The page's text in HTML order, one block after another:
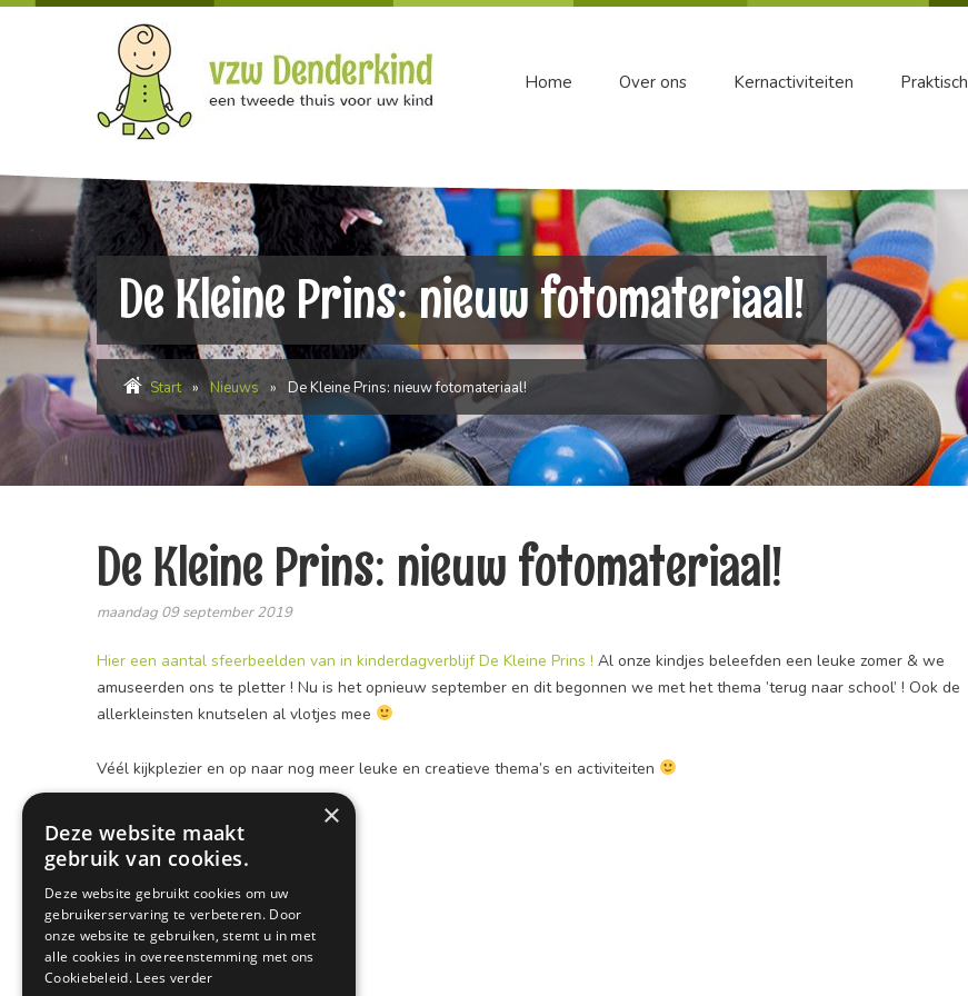
Home Over ons Kernactiviteiten Praktisch
De Kleine Prins: nieuw fotomateriaal!
Start » Nieuws » De Kleine Prins: nieuw fotomateriaal!
De Kleine Prins: nieuw fotomateriaal!
maandag 09 september 2019
Hier een aantal sfeerbeelden van in kinderdagverblijf De Kleine Prins ! Al onze kindjes beleefden een leuke zomer & we
amuseerden ons te pletter ! Nu is het opnieuw september en dit begonnen we met het thema ’terug naar school’ ! Ook de
allerkleinsten knutselen al vlotjes mee
Véél kijkplezier en op naar nog meer leuke en creatieve thema’s en activiteiten
×
Deze website maakt
gebruik van cookies.
Deze website gebruikt cookies om uw
gebruikerservaring te verbeteren. Door
onze website te gebruiken, stemt u in met
alle cookies in overeenstemming met ons
Cookiebeleid. Lees verder